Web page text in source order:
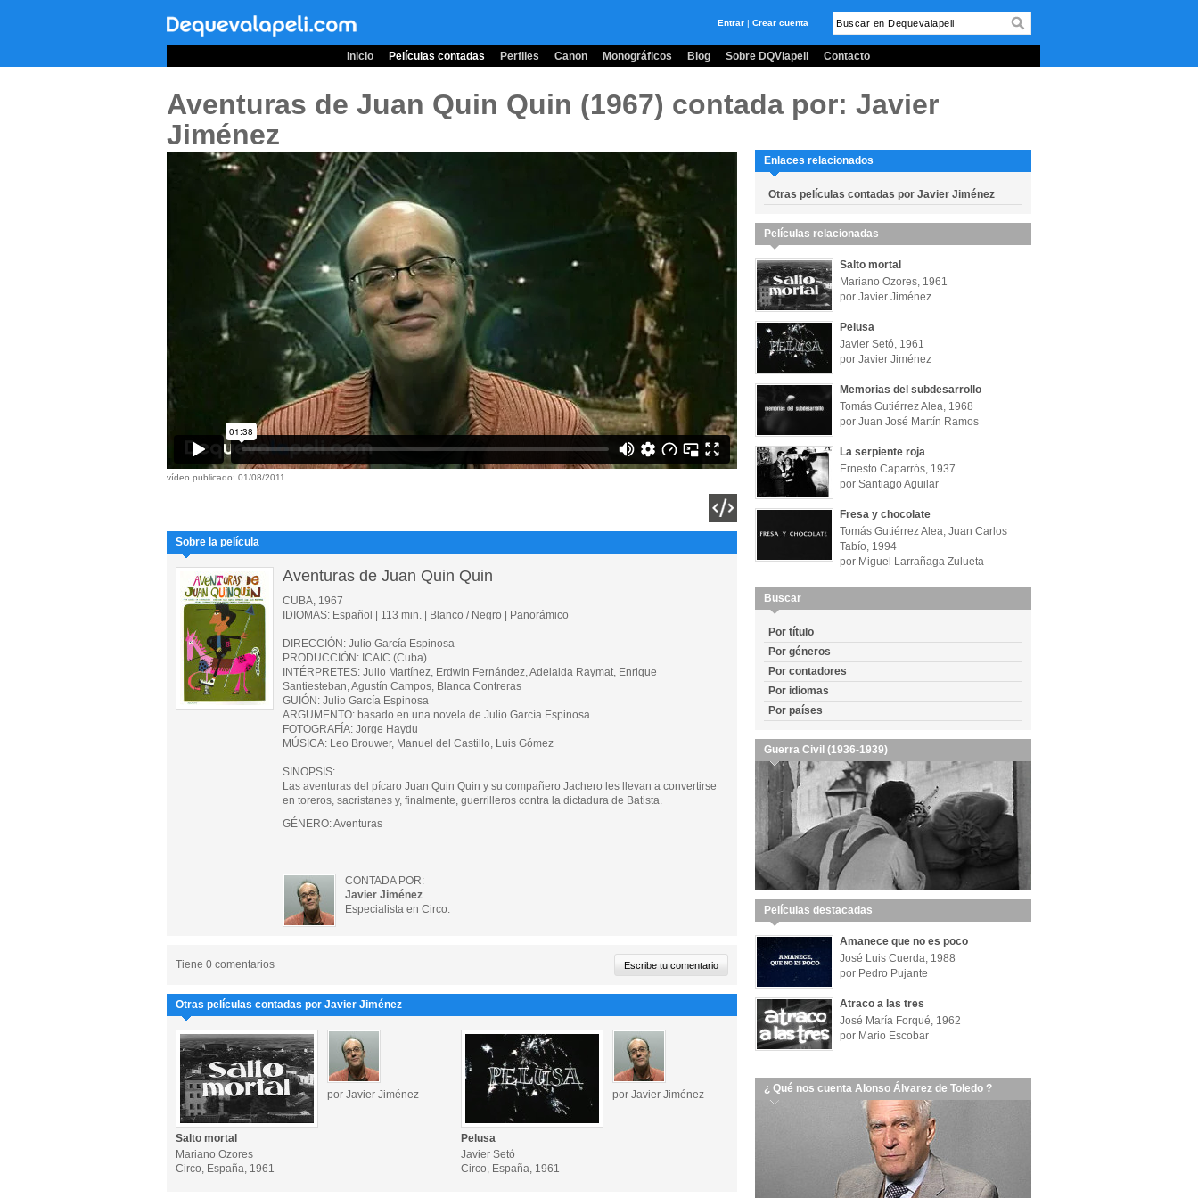
Entrar | Crear cuenta
Inicio Películas contadas Perfiles Canon Monográficos Blog Sobre DQVlapeli Contacto
Aventuras de Juan Quin Quin (1967) contada por: Javier
Jiménez
vídeo publicado: 01/08/2011
Sobre la película
Aventuras de Juan Quin Quin
CUBA, 1967
IDIOMAS: Español | 113 min. | Blanco / Negro | Panorámico
DIRECCIÓN: Julio García Espinosa
PRODUCCIÓN: ICAIC (Cuba)
INTÉRPRETES: Julio Martínez, Erdwin Fernández, Adelaida Raymat, Enrique
Santiesteban, Agustín Campos, Blanca Contreras
GUIÓN: Julio García Espinosa
ARGUMENTO: basado en una novela de Julio García Espinosa
FOTOGRAFÍA: Jorge Haydu
MÚSICA: Leo Brouwer, Manuel del Castillo, Luis Gómez
SINOPSIS:
Las aventuras del pícaro Juan Quin Quin y su compañero Jachero les llevan a convertirse
en toreros, sacristanes y, finalmente, guerrilleros contra la dictadura de Batista.
GÉNERO: Aventuras
CONTADA POR:
Javier Jiménez
Especialista en Circo.
Tiene 0 comentarios
Otras películas contadas por Javier Jiménez
por Javier Jiménez
Salto mortal
Mariano Ozores
Circo, España, 1961
por Javier Jiménez
Pelusa
Javier Setó
Circo, España, 1961
Enlaces relacionados
Otras películas contadas por Javier Jiménez
Películas relacionadas
Salto mortal
Mariano Ozores, 1961
por Javier Jiménez
Pelusa
Javier Setó, 1961
por Javier Jiménez
Memorias del subdesarrollo
Tomás Gutiérrez Alea, 1968
por Juan José Martín Ramos
La serpiente roja
Ernesto Caparrós, 1937
por Santiago Aguilar
Fresa y chocolate
Tomás Gutiérrez Alea, Juan Carlos
Tabío, 1994
por Miguel Larrañaga Zulueta
Buscar
Por título
Por géneros
Por contadores
Por idiomas
Por países
Guerra Civil (1936-1939)
Películas destacadas
Amanece que no es poco
José Luis Cuerda, 1988
por Pedro Pujante
Atraco a las tres
José María Forqué, 1962
por Mario Escobar
¿ Qué nos cuenta Alonso Álvarez de Toledo ?